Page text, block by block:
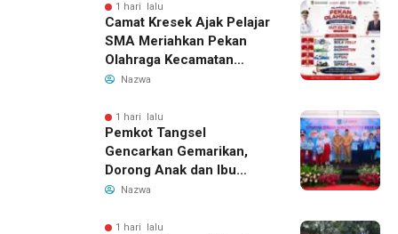
1 hari lalu
Camat Kresek Ajak Pelajar
SMA Meriahkan Pekan
Olahraga Kecamatan
Kresek 2026
Nazwa
1 hari lalu
Pemkot Tangsel
Gencarkan Gemarikan,
Dorong Anak dan Ibu
Hamil Penuhi Protein
Nazwa
1 hari lalu